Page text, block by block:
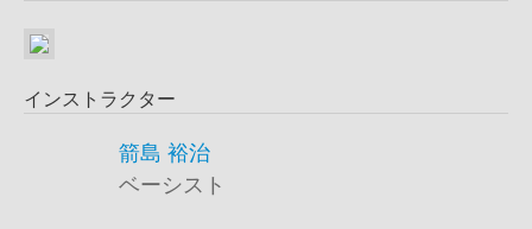
インストラクター
箭島 裕治
ベーシスト